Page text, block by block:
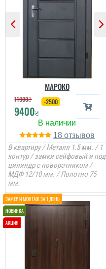
чекати не потрібно було
непогані.
Двері недорогі та мають
два контури ущільнення,
МАРОКО
11900₴
9400₴
-2500
18
В квартиру / Металл 1.5 мм. / 1
контур / замки сейфовый и под
цилиндр с поворотником /
МДФ 12/10 мм. / Полотно 75
мм.